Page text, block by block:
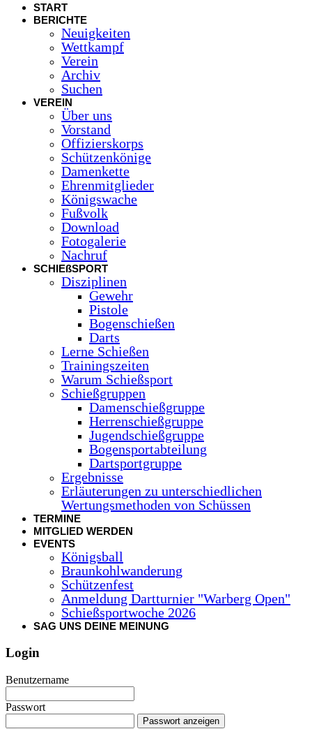
START
BERICHTE
Neuigkeiten
Wettkampf
Verein
Archiv
Suchen
VEREIN
Über uns
Vorstand
Offizierskorps
Schützenkönige
Damenkette
Ehrenmitglieder
Königswache
Fußvolk
Download
Fotogalerie
Nachruf
SCHIEßSPORT
Disziplinen
Gewehr
Pistole
Bogenschießen
Darts
Lerne Schießen
Trainingszeiten
Warum Schießsport
Schießgruppen
Damenschießgruppe
Herrenschießgruppe
Jugendschießgruppe
Bogensportabteilung
Dartsportgruppe
Ergebnisse
Erläuterungen zu unterschiedlichen
Wertungsmethoden von Schüssen
TERMINE
MITGLIED WERDEN
EVENTS
Königsball
Braunkohlwanderung
Schützenfest
Anmeldung Dartturnier "Warberg Open"
Schießsportwoche 2026
SAG UNS DEINE MEINUNG
Login
Benutzername
Passwort
Passwort anzeigen